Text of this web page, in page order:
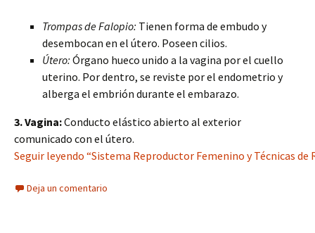
Trompas de Falopio: Tienen forma de embudo y
desembocan en el útero. Poseen cilios.
Útero: Órgano hueco unido a la vagina por el cuello
uterino. Por dentro, se reviste por el endometrio y
alberga el embrión durante el embarazo.
3. Vagina:Conducto elástico abierto al exterior
comunicado con el útero.
Seguir leyendo “Sistema Reproductor Femenino y Técnicas de
Deja un comentario